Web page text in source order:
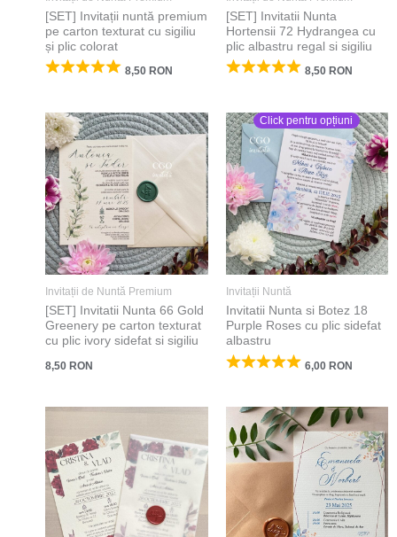
[SET] Invitații nuntă premium
pe carton texturat cu sigiliu
și plic colorat
8,50 RON
[SET] Invitatii Nunta
Hortensii 72 Hydrangea cu
plic albastru regal si sigiliu
8,50 RON
Invitații de Nuntă Premium
[SET] Invitatii Nunta 66 Gold
Greenery pe carton texturat
cu plic ivory sidefat si sigiliu
8,50RON
Click pentru opțiuni
Invitații Nuntă
Invitatii Nunta si Botez 18
Purple Roses cu plic sidefat
albastru
6,00 RON